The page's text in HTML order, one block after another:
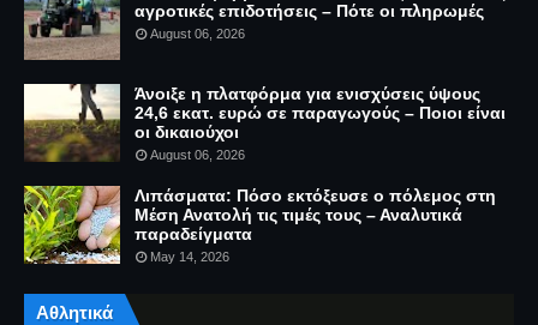
αγροτικές επιδοτήσεις – Πότε οι πληρωμές
August 06, 2026
Άνοιξε η πλατφόρμα για ενισχύσεις ύψους
24,6 εκατ. ευρώ σε παραγωγούς – Ποιοι είναι
οι δικαιούχοι
August 06, 2026
Λιπάσματα: Πόσο εκτόξευσε ο πόλεμος στη
Μέση Ανατολή τις τιμές τους – Αναλυτικά
παραδείγματα
May 14, 2026
Αθλητικά